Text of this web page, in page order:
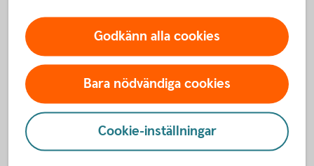
Aviseringsavgift e-faktura
0 kr
Tillbaka
2 Vid postala avier är aviseringsavgiften 45 kr Tillbaka
Godkänn alla cookies
Bara nödvändiga cookies
Cookie-inställningar